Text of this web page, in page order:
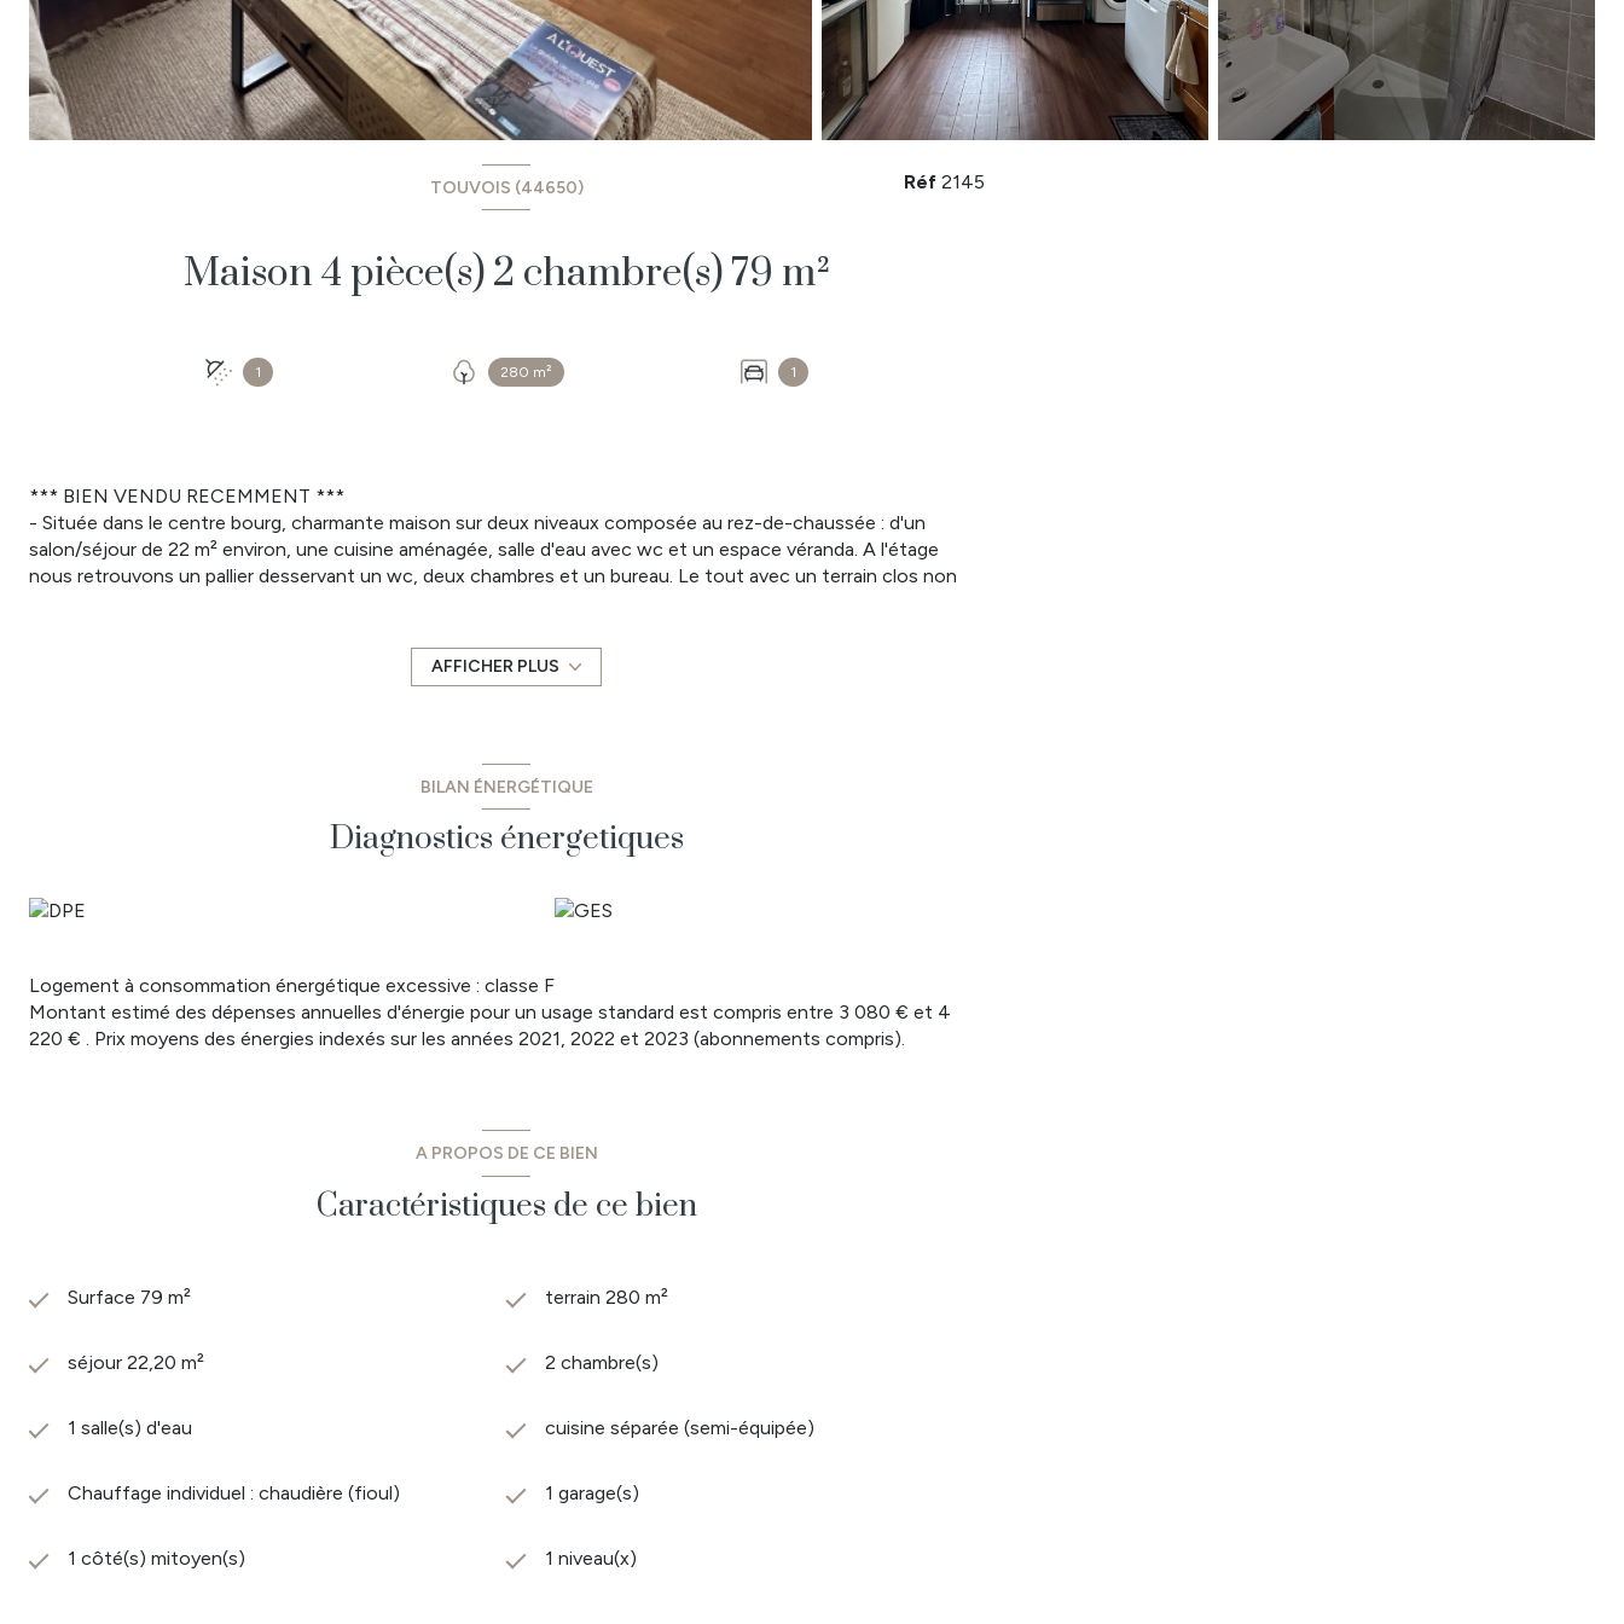
TOUVOIS (44650)
Maison 4 pièce(s) 2 chambre(s) 79 m²
1 280 m² 1
Réf 2145
*** BIEN VENDU RECEMMENT ***
- Située dans le centre bourg, charmante maison sur deux niveaux composée au rez-de-chaussée : d'un
salon/séjour de 22 m² environ, une cuisine aménagée, salle d'eau avec wc et un espace véranda. A l'étage
nous retrouvons un pallier desservant un wc, deux chambres et un bureau. Le tout avec un terrain clos non
- Les informations sur les risques auxquels ce bien est exposé sont disponibles sur le site Géorisques :
AFFICHER PLUS
BILAN ÉNERGÉTIQUE
Diagnostics énergetiques
Logement à consommation énergétique excessive : classe F
Montant estimé des dépenses annuelles d'énergie pour un usage standard est compris entre 3 080 € et 4
220 € . Prix moyens des énergies indexés sur les années 2021, 2022 et 2023 (abonnements compris).
A PROPOS DE CE BIEN
Caractéristiques de ce bien
Surface 79 m² terrain 280 m²
séjour 22,20 m² 2 chambre(s)
1 salle(s) d'eau cuisine séparée (semi-équipée)
Chauffage individuel : chaudière (fioul) 1 garage(s)
1 côté(s) mitoyen(s) 1 niveau(x)